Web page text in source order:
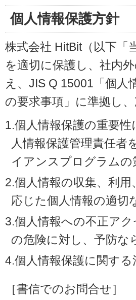
個人情報保護方針
株式会社 HitBit（以下「
を適切に保護し、社内
え、JIS Q 15001「個
の要求事項」に準拠し
1.個人情報保護の重要
人情報保護管理責任者
イアンスプログラムの
2.個人情報の収集、利
応じた個人情報の適切
3.個人情報への不正ア
の危険に対し、予防な
4.個人情報保護に関す
［書信でのお問合せ］